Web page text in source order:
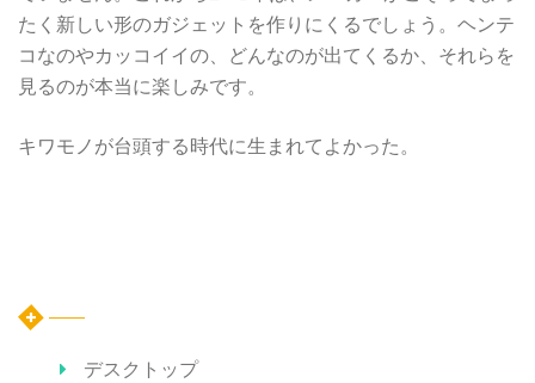
たく新しい形のガジェットを作りにくるでしょう。ヘンテ
コなのやカッコイイの、どんなのが出てくるか、それらを
見るのが本当に楽しみです。
キワモノが台頭する時代に生まれてよかった。
デスクトップ